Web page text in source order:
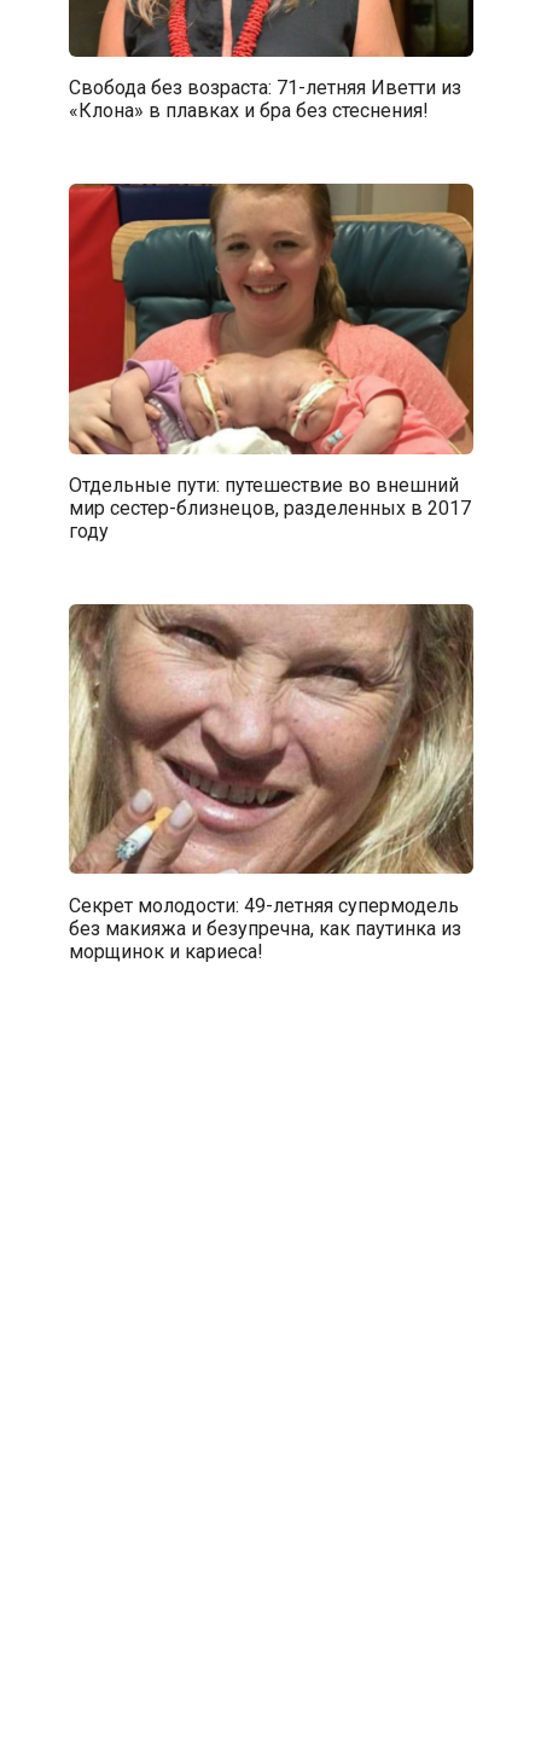
Свобода без возраста: 71-летняя Иветти из
«Клона» в плавках и бра без стеснения!
Отдельные пути: путешествие во внешний
мир сестер-близнецов, разделенных в 2017
году
Секрет молодости: 49-летняя супермодель
без макияжа и безупречна, как паутинка из
морщинок и кариеса!